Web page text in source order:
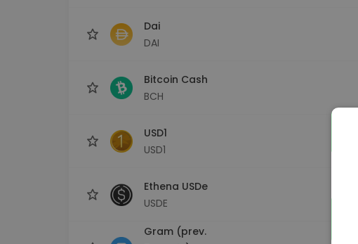
Dai
DAI
Bitcoin Cash
BCH
USD1
USD1
Ethena USDe
USDE
Gram (prev.